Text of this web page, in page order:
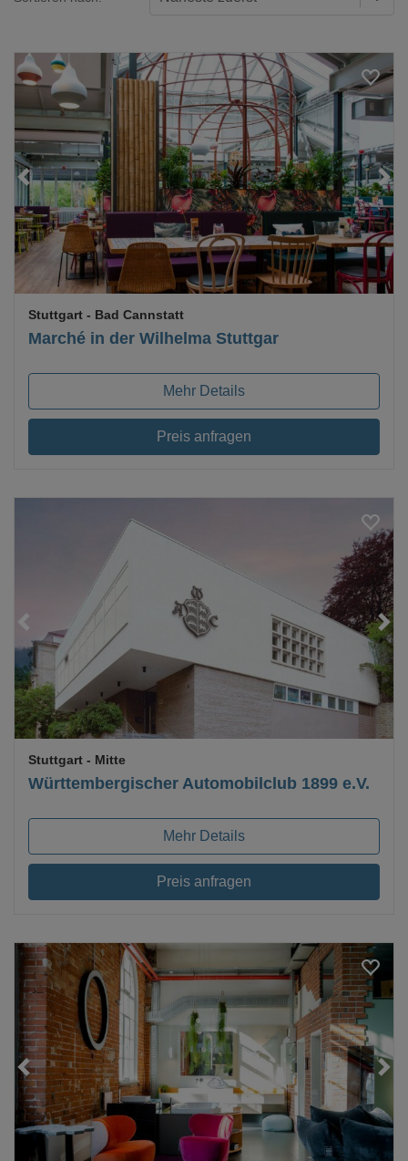
Loading...
Marché in der Wilhelma Stuttgar
Stuttgart - Bad Cannstatt
Mehr Details
Preis anfragen
Loading...
Württembergischer Automobilclub 1899 e.V.
Stuttgart - Mitte
Mehr Details
Preis anfragen
Loading...